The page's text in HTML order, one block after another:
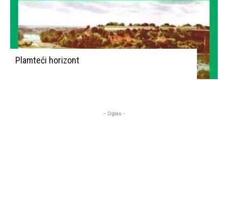
Plamteći horizont
- Oglas -